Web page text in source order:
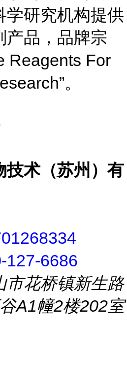
学研究机构提供
产品，品牌宗
Reagents For
。
技术（苏州）有
127-6686
市花桥镇新生路
A1幢2楼202室